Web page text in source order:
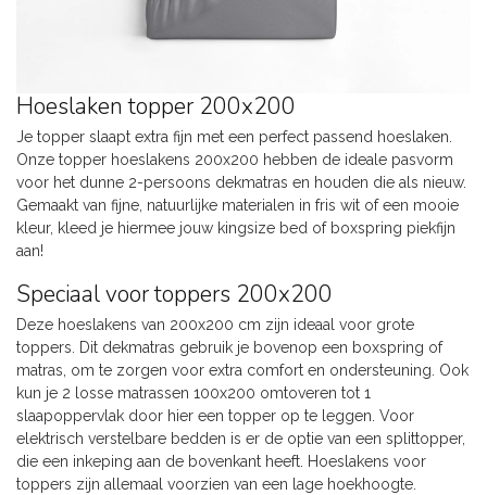
Hoeslaken topper 200x200
Je topper slaapt extra fijn met een perfect passend hoeslaken.
Onze topper hoeslakens 200x200 hebben de ideale pasvorm
voor het dunne 2-persoons dekmatras en houden die als nieuw.
Gemaakt van fijne, natuurlijke materialen in fris wit of een mooie
kleur, kleed je hiermee jouw kingsize bed of boxspring piekfijn
aan!
Speciaal voor toppers 200x200
Deze hoeslakens van 200x200 cm zijn ideaal voor grote
toppers. Dit dekmatras gebruik je bovenop een boxspring of
matras, om te zorgen voor extra comfort en ondersteuning. Ook
kun je 2 losse matrassen 100x200 omtoveren tot 1
slaapoppervlak door hier een topper op te leggen. Voor
elektrisch verstelbare bedden is er de optie van een splittopper,
die een inkeping aan de bovenkant heeft. Hoeslakens voor
toppers zijn allemaal voorzien van een lage hoekhoogte.